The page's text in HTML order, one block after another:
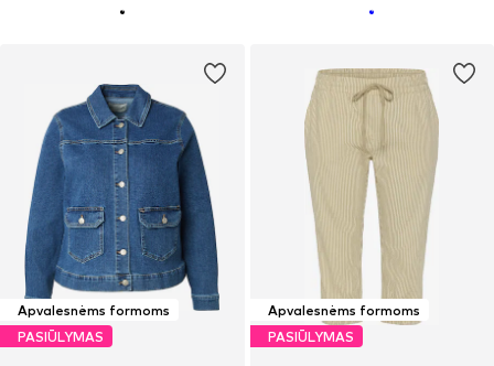
Apvalesnėms formoms
PASIŪLYMAS
Apvalesnėms formoms
PASIŪLYMAS